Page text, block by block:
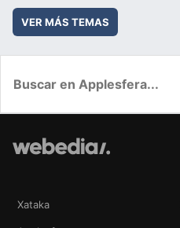
VER MÁS TEMAS
Xataka